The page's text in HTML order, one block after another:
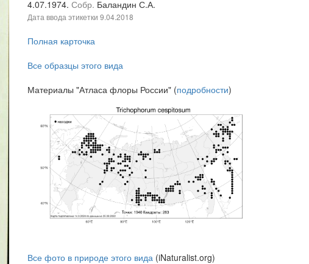
4.07.1974. Собр. Баландин С.А.
Дата ввода этикетки 9.04.2018
Полная карточка
Все образцы этого вида
Материалы "Атласа флоры России" (подробности)
Все фото в природе этого вида (iNaturalist.org)